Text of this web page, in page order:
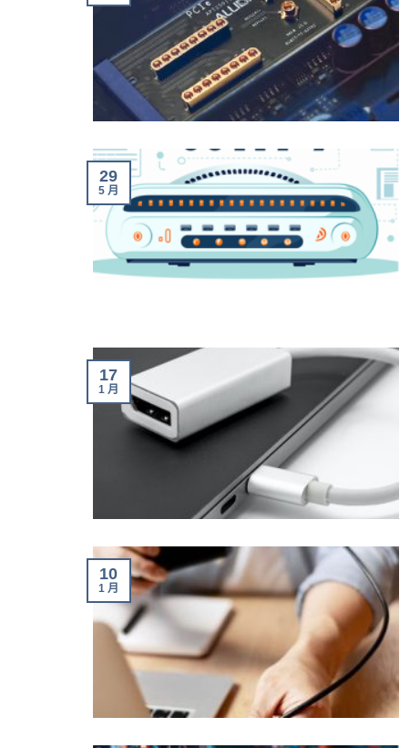
29
5 月
17
1 月
10
1 月